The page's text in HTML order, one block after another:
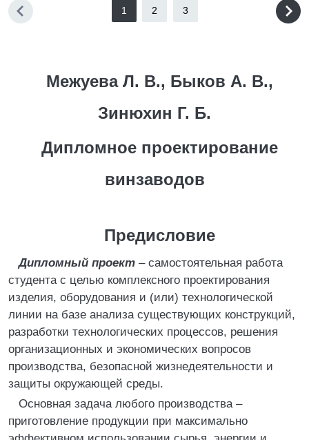
1 2 3
Межуева Л. В., Быков А. В.,
Зинюхин Г. Б.
Дипломное проектирование
винзаводов
Предисловие
Дипломный проект – самостоятельная работа
студента с целью комплексного проектирования
изделия, оборудования и (или) технологической
линии на базе анализа существующих конструкций,
разработки технологических процессов, решения
организационных и экономических вопросов
производства, безопасной жизнедеятельности и
защиты окружающей среды.
Основная задача любого производства –
приготовление продукции при максимально